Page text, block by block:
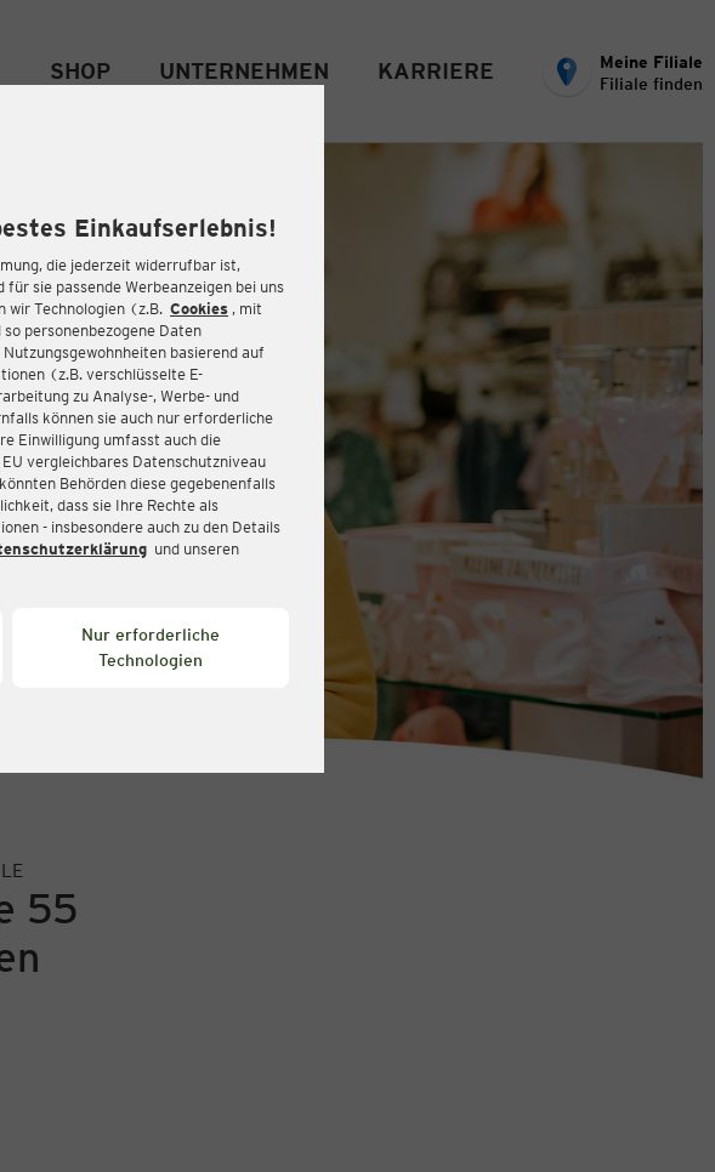
Einkaufserlebnis!
die jederzeit widerrufbar ist,
sie passende Werbeanzeigen bei uns
wir Technologien (z.B. Cookies , mit
personenbezogene Daten
basierend auf
(z.B. verschlüsselte E-
zu Analyse-, Werbe- und
können sie auch nur erforderliche
Einwilligung umfasst auch die
vergleichbares Datenschutzniveau
Behörden diese gegebenenfalls
dass sie Ihre Rechte als
- insbesondere auch zu den Details
und unseren
Nur erforderliche
Technologien
SHOP UNTERNEHMEN KARRIERE
Meine Filiale
Filiale finden
55